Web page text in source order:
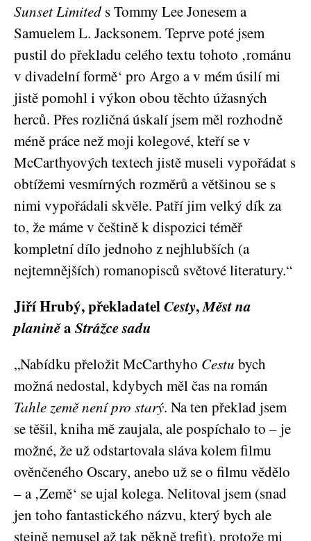
Sunset Limited s Tommy Lee Jonesem a
Samuelem L. Jacksonem. Teprve poté jsem
pustil do překladu celého textu tohoto ‚románu
v divadelní formě‘ pro Argo a v mém úsilí mi
jistě pomohl i výkon obou těchto úžasných
herců. Přes rozličná úskalí jsem měl rozhodně
méně práce než moji kolegové, kteří se v
McCarthyových textech jistě museli vypořádat s
obtížemi vesmírných rozměrů a většinou se s
nimi vypořádali skvěle. Patří jim velký dík za
to, že máme v češtině k dispozici téměř
kompletní dílo jednoho z nejhlubších (a
nejtemnějších) romanopisců světové literatury.“
Jiří Hrubý, překladatelCesty,Měst na
planiněa Strážce sadu
„Nabídku přeložit McCarthyho Cestu bych
možná nedostal, kdybych měl čas na román
Tahle země není pro starý. Na ten překlad jsem
se těšil, kniha mě zaujala, ale pospíchalo to – je
možné, že už odstartovala sláva kolem filmu
ověnčeného Oscary, anebo už se o filmu vědělo
– a ‚Země‘ se ujal kolega. Nelitoval jsem (snad
jen toho fantastického názvu, který bych ale
stejně nemusel až tak pěkně trefit), protože mi